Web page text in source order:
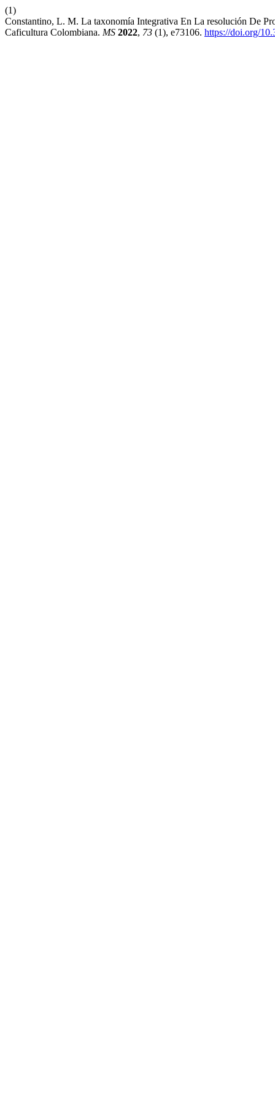
(1)
Constantino, L. M. La taxonomía Integrativa En La resolución De
Caficultura Colombiana. MS 2022, 73 (1), e73106. https://doi.org/